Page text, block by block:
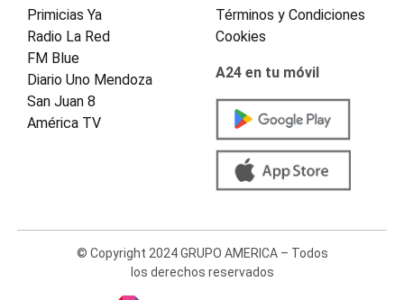
Primicias Ya
Radio La Red
FM Blue
Diario Uno Mendoza
San Juan 8
América TV
Términos y Condiciones
Cookies
A24 en tu móvil
© Copyright 2024 GRUPO AMERICA – Todos
los derechos reservados